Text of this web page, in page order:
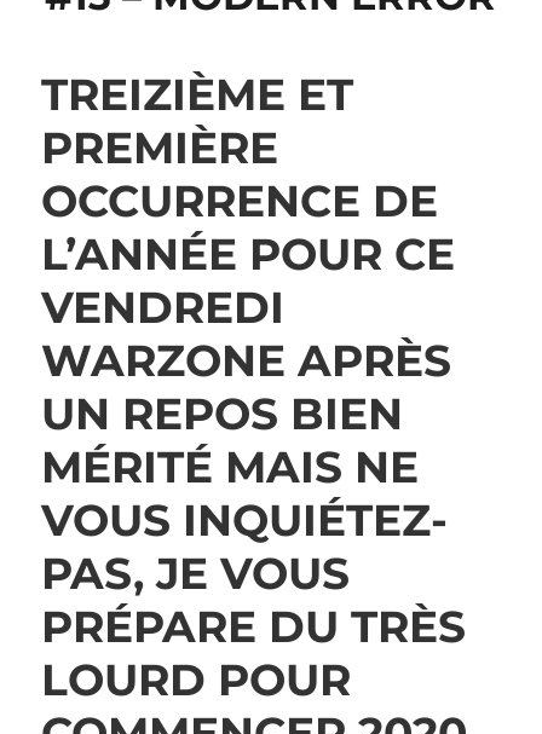
TREIZIÈME ET
PREMIÈRE
OCCURRENCE DE
L’ANNÉE POUR CE
VENDREDI
WARZONE APRÈS
UN REPOS BIEN
MÉRITÉ MAIS NE
VOUS INQUIÉTEZ-
PAS, JE VOUS
PRÉPARE DU TRÈS
LOURD POUR